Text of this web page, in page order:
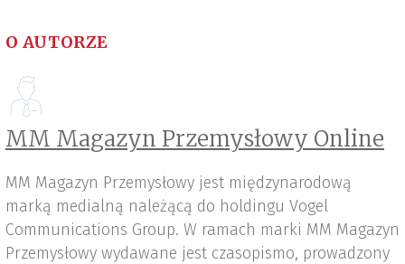
O AUTORZE
MM Magazyn Przemysłowy Online
MM Magazyn Przemysłowy jest międzynarodową
marką medialną należącą do holdingu Vogel
Communications Group. W ramach marki MM Magazyn
Przemysłowy wydawane jest czasopismo, prowadzony